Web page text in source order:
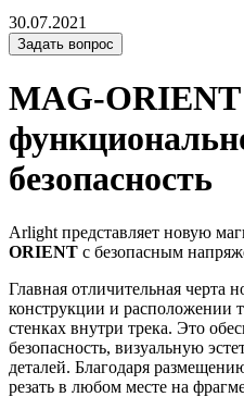
30.07.2021
Задать вопрос
MAG-
безопасность
Arlight представляет новую
ORIENT с безопасным
Главная отличительная черта
конструкции и расположении
стенках внутри трека. Это
безопасность, визуальную
деталей. Благодаря
резать в любом месте на